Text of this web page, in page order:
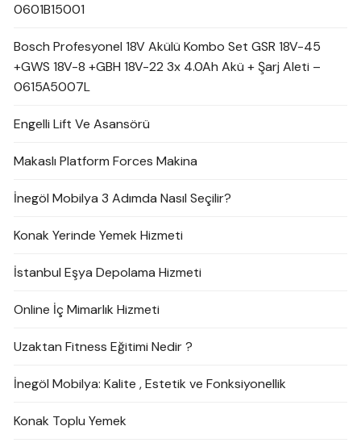
0601B15001
Bosch Profesyonel 18V Akülü Kombo Set GSR 18V-45
+GWS 18V-8 +GBH 18V-22 3x 4.0Ah Akü + Şarj Aleti –
0615A5007L
Engelli Lift Ve Asansörü
Makaslı Platform Forces Makina
İnegöl Mobilya 3 Adımda Nasıl Seçilir?
Konak Yerinde Yemek Hizmeti
İstanbul Eşya Depolama Hizmeti
Online İç Mimarlık Hizmeti
Uzaktan Fitness Eğitimi Nedir ?
İnegöl Mobilya: Kalite , Estetik ve Fonksiyonellik
Konak Toplu Yemek